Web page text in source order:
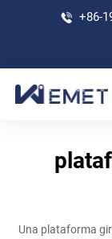
+86-
Una plataforma